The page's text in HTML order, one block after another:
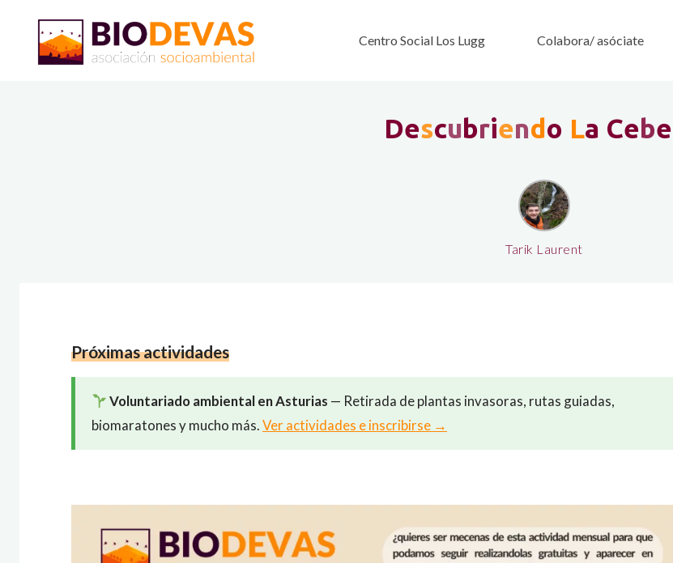
contenido
Centro Social Los Lugg Colabora/ asóciate
Descubriendo La Cebe
Tarik Laurent
Próximas actividades
Voluntariado ambiental en Asturias — Retirada de plantas invasoras, rutas guiadas,
biomaratones y mucho más.Ver actividades e inscribirse →